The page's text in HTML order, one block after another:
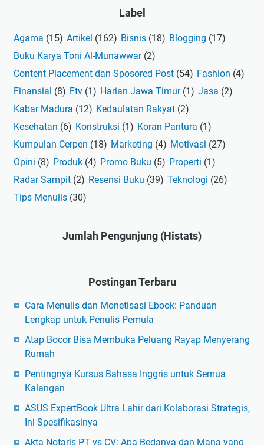
Label
Agama (15) Artikel (162) Bisnis (18) Blogging (17)
Buku Karya Toni Al-Munawwar (2)
Content Placement dan Sposored Post (54) Fashion (4)
Finansial (8) Ftv (1) Harian Jawa Timur (1) Jasa (2)
Kabar Madura (12) Kedaulatan Rakyat (2)
Kesehatan (6) Konstruksi (1) Koran Pantura (1)
Kumpulan Cerpen (18) Marketing (4) Motivasi (27)
Opini (8) Produk (4) Promo Buku (5) Properti (1)
Radar Sampit (2) Resensi Buku (39) Teknologi (26)
Tips Menulis (30)
Jumlah Pengunjung (Histats)
Postingan Terbaru
Cara Menulis dan Monetisasi Ebook: Panduan
Lengkap untuk Penulis Pemula
Atap Bocor Bisa Membuka Peluang Rayap Menyerang
Rumah
Pentingnya Kursus Bahasa Inggris untuk Semua
Kalangan
ASUS ExpertBook Ultra Lahir dari Kolaborasi Strategis,
Ini Spesifikasinya
Akta Notaris PT vs CV: Apa Bedanya dan Mana yang